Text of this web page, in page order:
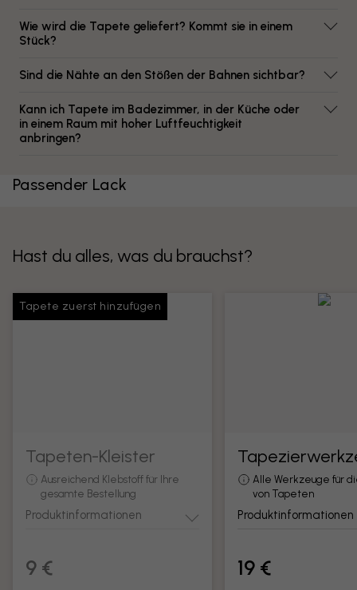
Wie wird die Tapete geliefert? Kommt sie in einem
Stück?
Sind die Nähte an den Stößen der Bahnen sichtbar?
Kann ich Tapete im Badezimmer, in der Küche oder
in einem Raum mit hoher Luftfeuchtigkeit
anbringen?
Passender Lack
Hast du alles, was du brauchst?
Tapete zuerst hinzufügen
Tapeten-Kleister
Ausreichend Klebstoff für Ihre
gesamte Bestellung
Produktinformationen
9 €
Alle Werkzeuge für
von Tapeten
Produktinformationen
19 €